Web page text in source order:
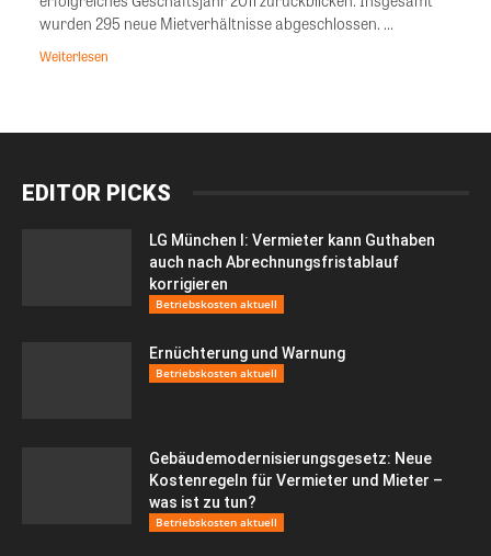
wurden 295 neue Mietverhältnisse abgeschlossen. ...
Weiterlesen
EDITOR PICKS
LG München I: Vermieter kann Guthaben
auch nach Abrechnungsfristablauf
korrigieren
Betriebskosten aktuell
Ernüchterung und Warnung
Betriebskosten aktuell
Gebäudemodernisierungsgesetz: Neue
Kostenregeln für Vermieter und Mieter –
was ist zu tun?
Betriebskosten aktuell